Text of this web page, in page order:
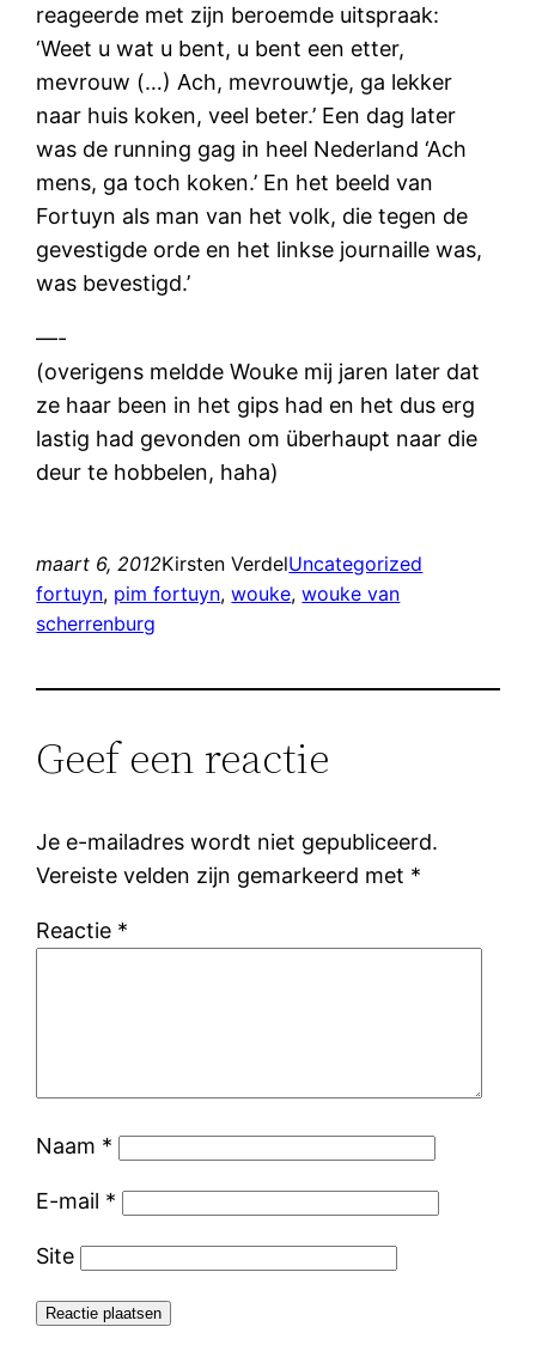
reageerde met zijn beroemde uitspraak:
‘Weet u wat u bent, u bent een etter,
mevrouw (…) Ach, mevrouwtje, ga lekker
naar huis koken, veel beter.’ Een dag later
was de running gag in heel Nederland ‘Ach
mens, ga toch koken.’ En het beeld van
Fortuyn als man van het volk, die tegen de
gevestigde orde en het linkse journaille was,
was bevestigd.’
—-
(overigens meldde Wouke mij jaren later dat
ze haar been in het gips had en het dus erg
lastig had gevonden om überhaupt naar die
deur te hobbelen, haha)
maart 6, 2012Kirsten VerdelUncategorized
fortuyn, pim fortuyn, wouke, wouke van
scherrenburg
Geef een reactie
Je e-mailadres wordt niet gepubliceerd.
Vereiste velden zijn gemarkeerd met *
Reactie *
Naam *
E-mail *
Site